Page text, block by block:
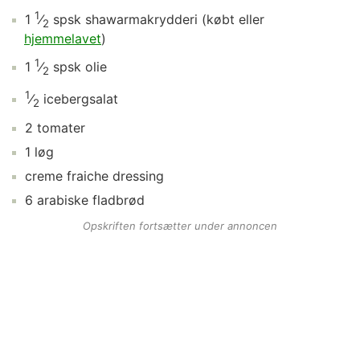
1 1⁄2 spsk shawarmakrydderi (købt eller
hjemmelavet)
1 1⁄2 spsk olie
1⁄2 icebergsalat
2 tomater
1 løg
creme fraiche dressing
6 arabiske fladbrød
Opskriften fortsætter under annoncen